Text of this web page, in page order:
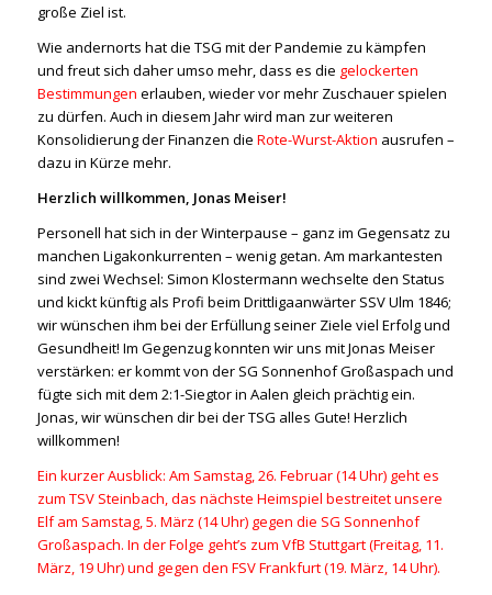
große Ziel ist.
Wie andernorts hat die TSG mit der Pandemie zu kämpfen
und freut sich daher umso mehr, dass es die gelockerten
Bestimmungen erlauben, wieder vor mehr Zuschauer spielen
zu dürfen. Auch in diesem Jahr wird man zur weiteren
Konsolidierung der Finanzen die Rote-Wurst-Aktion ausrufen –
dazu in Kürze mehr.
Herzlich willkommen, Jonas Meiser!
Personell hat sich in der Winterpause – ganz im Gegensatz zu
manchen Ligakonkurrenten – wenig getan. Am markantesten
sind zwei Wechsel: Simon Klostermann wechselte den Status
und kickt künftig als Profi beim Drittligaanwärter SSV Ulm 1846;
wir wünschen ihm bei der Erfüllung seiner Ziele viel Erfolg und
Gesundheit! Im Gegenzug konnten wir uns mit Jonas Meiser
verstärken: er kommt von der SG Sonnenhof Großaspach und
fügte sich mit dem 2:1-Siegtor in Aalen gleich prächtig ein.
Jonas, wir wünschen dir bei der TSG alles Gute! Herzlich
willkommen!
Ein kurzer Ausblick: Am Samstag, 26. Februar (14 Uhr) geht es
zum TSV Steinbach, das nächste Heimspiel bestreitet unsere
Elf am Samstag, 5. März (14 Uhr) gegen die SG Sonnenhof
Großaspach. In der Folge geht’s zum VfB Stuttgart (Freitag, 11.
März, 19 Uhr) und gegen den FSV Frankfurt (19. März, 14 Uhr).